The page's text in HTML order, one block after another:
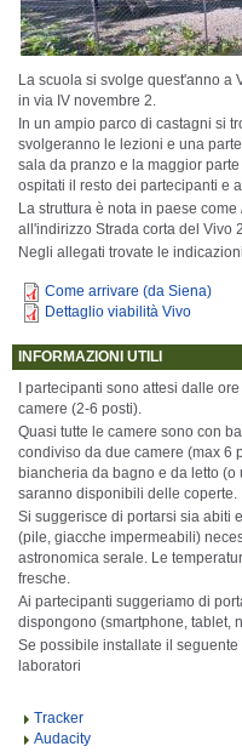
La scuola si svolge quest'anno a
in via IV novembre 2.
In un ampio parco di castagni si
svolgeranno le lezioni e una
sala da pranzo e la maggior
ospitati il resto dei partecipanti e
La struttura è nota in paese come
all'indirizzo Strada corta del Vivo
Negli allegati trovate le
Come arrivare (da Siena)
Dettaglio viabilità Vivo
INFORMAZIONI UTILI
I partecipanti sono attesi dalle
camere (2-6 posti).
Quasi tutte le camere sono con
condiviso da due camere (max 6
biancheria da bagno e da letto
saranno disponibili delle coperte.
Si suggerisce di portarsi sia abiti
(pile, giacche impermeabili)
astronomica serale. Le
fresche.
Ai partecipanti suggeriamo di
dispongono (smartphone, tablet,
Se possibile installate il
laboratori
Tracker
Audacity